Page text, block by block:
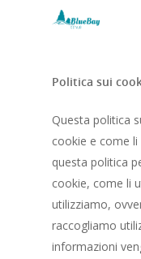
Politica sui
Questa politica
cookie e come li
questa politica
cookie, come li
utilizziamo,
raccogliamo
informazioni